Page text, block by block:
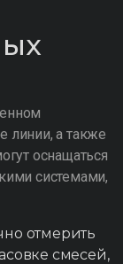
линии, а также
оснащаться
системами,
отмерить
смесей,